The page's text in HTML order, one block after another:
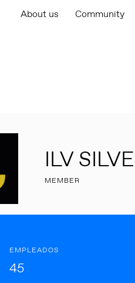
About us Community
ILV
MEMBER
EMPLEADOS
45